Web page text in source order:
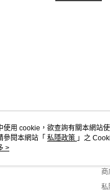
商
私
使用 cookie，欲查詢有關本網站
參閱本網站「 私隱政策 」之
。
>